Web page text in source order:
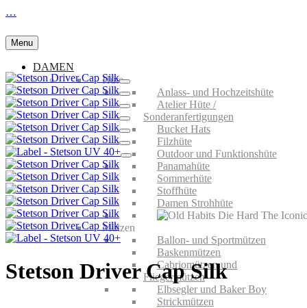
…
Menu
DAMEN
Hüte
Anlass- und Hochzeitshüte
Atelier Hüte /
Sonderanfertigungen
Bucket Hats
Filzhüte
Outdoor und Funktionshüte
Panamahüte
Sommerhüte
Stoffhüte
Damen Strohhüte
Mützen
Ballon- und Sportmützen
Baskenmützen
Cabriomützen und
Fliegermützen
Elbsegler und Baker Boy
Strickmützen
Stetson Driver Cap Silk